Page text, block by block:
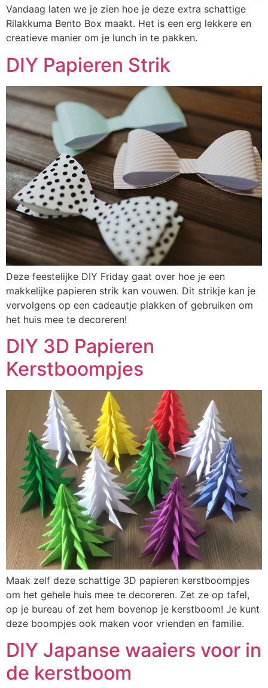
Vandaag laten we je zien hoe je deze extra schattige
Rilakkuma Bento Box maakt. Het is een erg lekkere en
creatieve manier om je lunch in te pakken.
DIY Papieren Strik
Deze feestelijke DIY Friday gaat over hoe je een
makkelijke papieren strik kan vouwen. Dit strikje kan je
vervolgens op een cadeautje plakken of gebruiken om
het huis mee te decoreren!
DIY 3D Papieren
Kerstboompjes
Maak zelf deze schattige 3D papieren kerstboompjes
om het gehele huis mee te decoreren. Zet ze op tafel,
op je bureau of zet hem bovenop je kerstboom! Je kunt
deze boompjes ook maken voor vrienden en familie.
DIY Japanse waaiers voor in
de kerstboom